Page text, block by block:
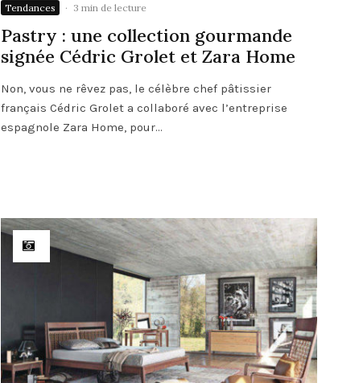
Tendances · 3 min de lecture
Pastry : une collection gourmande
signée Cédric Grolet et Zara Home
Non, vous ne rêvez pas, le célèbre chef pâtissier
français Cédric Grolet a collaboré avec l’entreprise
espagnole Zara Home, pour...